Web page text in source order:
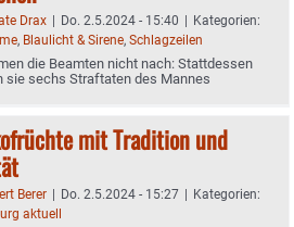
Drax | Do. 2.5.2024 - 15:40 | Kategorien:
, Blaulicht & Sirene, Schlagzeilen
die Beamten nicht nach: Stattdessen
sie sechs Straftaten des Mannes
mit Tradition und
Berer | Do. 2.5.2024 - 15:27 | Kategorien:
aktuell